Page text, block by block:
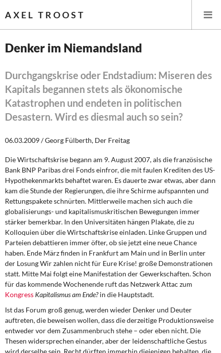
AXEL TROOST
Themen
Leitlinien linker Wirtschafts- und Finanzpolitik
Wirtschaftspolitik
Steuer- und Finanzpolitik
Öffentliche Infrastruktur und Daseinsvorsorge
Eurokrise und Griechenland
DIE LINKE
Weitere Themen
Memo-Gruppe
Institut Solidarische Moderne
Rosa-Luxemburg-Stiftung
Über mich
Denker im Niemandsland
Durchgangskrise oder Endstadium: Miseren des
Kapitals begannen stets als ökonomische
Katastrophen und endeten in politischen
Desastern. Wird es diesmal auch so sein?
06.03.2009 / Georg Fülberth, Der Freitag
Die Wirtschaftskrise begann am 9. August 2007, als die französische
Bank BNP Paribas drei Fonds einfror, die mit faulen Krediten des US-
Hypothekenmarkts behaftet waren. Es dauerte zwar etwas, aber dann
kam die Stunde der Regierungen, die ihre Schirme aufspannten und
Rettungspakete schnürten. Mittlerweile machen sich auch die
globalisierungs- und kapitalismuskritischen Bewegungen immer
stärker bemerkbar. In den Universitäten hängen Plakate, die zu
Kolloquien über die Wirtschaftskrise einladen. Linke Gruppen und
Parteien debattieren immer öfter, ob sie jetzt eine neue Chance
haben. Ende März finden in Frankfurt am Main und in Berlin unter
der Losung Wir zahlen nicht für Eure Krise! große Demonstrationen
statt. Mitte Mai folgt eine Manifestation der Gewerkschaften. Schon
für das kommende Wochenende ruft das Netzwerk Attac zum
Kongress Kapitalismus am Ende?in die Hauptstadt.
Ist das Forum groß genug, werden wieder Denker und Deuter
auftreten, die beweisen wollen, dass die derzeitige Produktionsweise
entweder vor dem Zusammenbruch stehe – oder eben nicht. Die
Thesen widersprechen einander, aber der leidenschaftliche Gestus
wird derselbe sein. Recht dürften immerhin diejenigen behalten, die